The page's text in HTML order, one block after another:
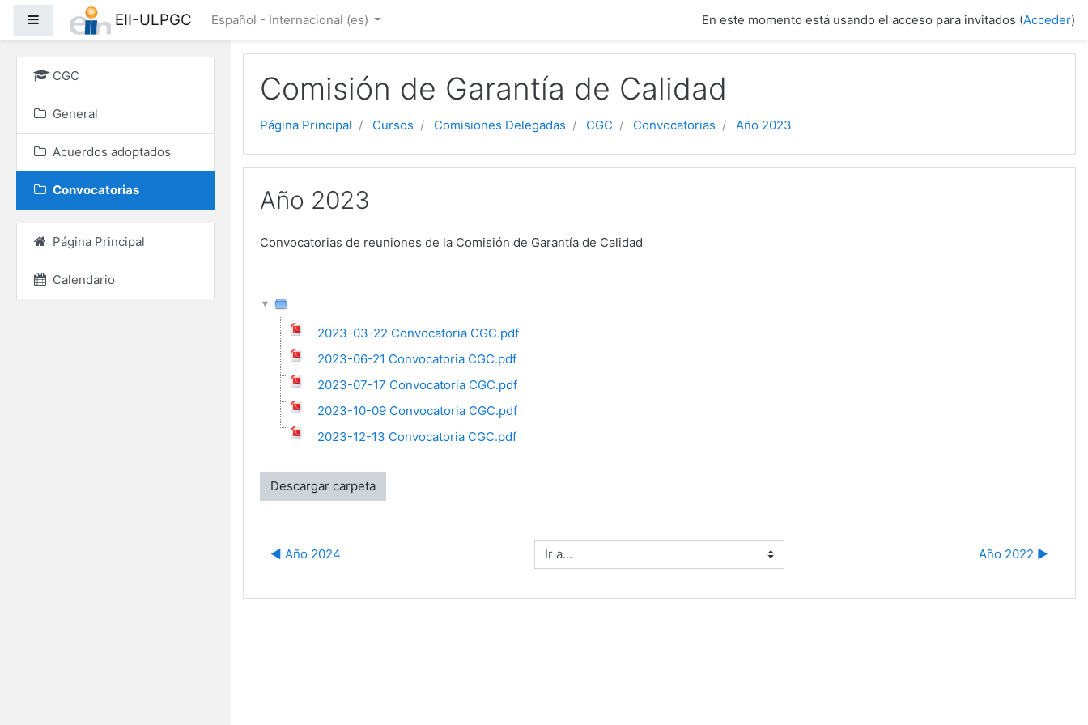
Panel lateral EII-ULPGC Español - Internacional ‎(es)‎ En este momento está usando el acceso para invitados (Acceder)
Comisión de Garantía de Calidad
Página Principal Cursos Comisiones Delegadas CGC Convocatorias Año 2023
Año 2023
Convocatorias de reuniones de la Comisión de Garantía de Calidad
2023-03-22 Convocatoria CGC.pdf
2023-06-21 Convocatoria CGC.pdf
2023-07-17 Convocatoria CGC.pdf
2023-10-09 Convocatoria CGC.pdf
2023-12-13 Convocatoria CGC.pdf
Descargar carpeta
◀︎ Año 2024 Ir a... Año 2022 ▶︎
CGC
General
Acuerdos adoptados
Convocatorias
Página Principal
Calendario